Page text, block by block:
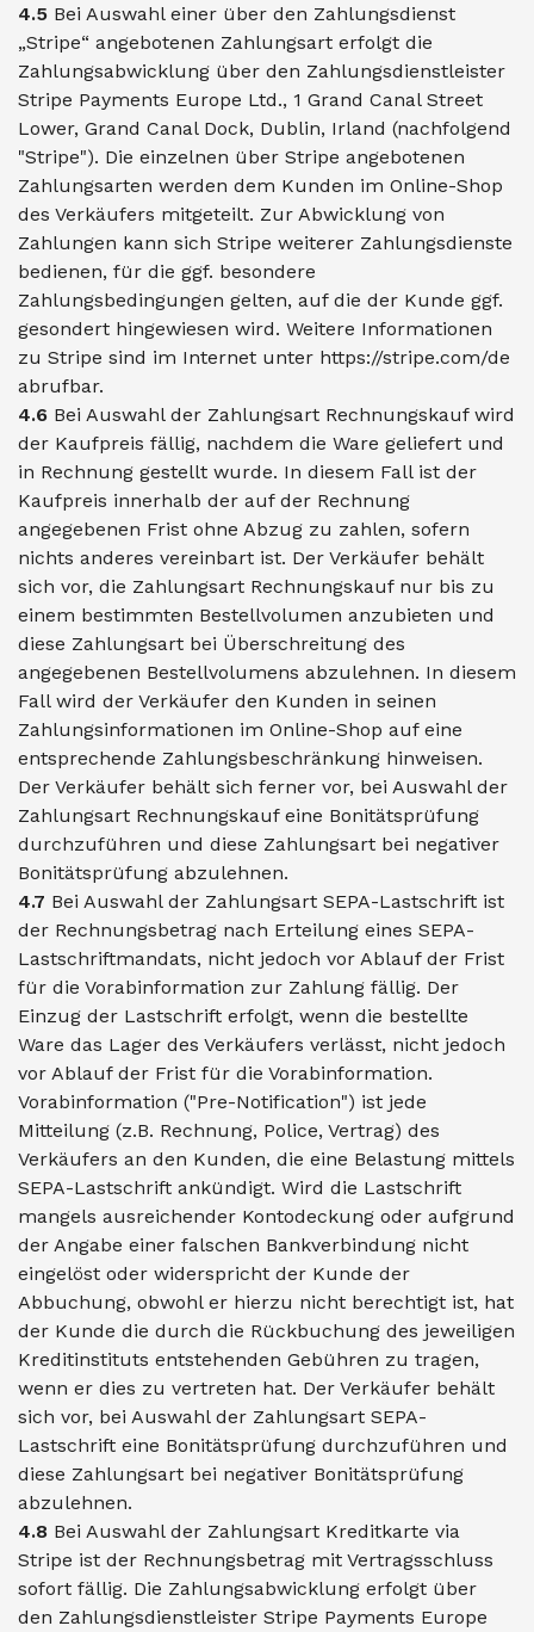
4.5 Bei Auswahl einer über den Zahlungsdienst
„Stripe“ angebotenen Zahlungsart erfolgt die
Zahlungsabwicklung über den Zahlungsdienstleister
Stripe Payments Europe Ltd., 1 Grand Canal Street
Lower, Grand Canal Dock, Dublin, Irland (nachfolgend
"Stripe"). Die einzelnen über Stripe angebotenen
Zahlungsarten werden dem Kunden im Online-Shop
des Verkäufers mitgeteilt. Zur Abwicklung von
Zahlungen kann sich Stripe weiterer Zahlungsdienste
bedienen, für die ggf. besondere
Zahlungsbedingungen gelten, auf die der Kunde ggf.
gesondert hingewiesen wird. Weitere Informationen
zu Stripe sind im Internet unter https://stripe.com/de
abrufbar.
4.6 Bei Auswahl der Zahlungsart Rechnungskauf wird
der Kaufpreis fällig, nachdem die Ware geliefert und
in Rechnung gestellt wurde. In diesem Fall ist der
Kaufpreis innerhalb der auf der Rechnung
angegebenen Frist ohne Abzug zu zahlen, sofern
nichts anderes vereinbart ist. Der Verkäufer behält
sich vor, die Zahlungsart Rechnungskauf nur bis zu
einem bestimmten Bestellvolumen anzubieten und
diese Zahlungsart bei Überschreitung des
angegebenen Bestellvolumens abzulehnen. In diesem
Fall wird der Verkäufer den Kunden in seinen
Zahlungsinformationen im Online-Shop auf eine
entsprechende Zahlungsbeschränkung hinweisen.
Der Verkäufer behält sich ferner vor, bei Auswahl der
Zahlungsart Rechnungskauf eine Bonitätsprüfung
durchzuführen und diese Zahlungsart bei negativer
Bonitätsprüfung abzulehnen.
4.7 Bei Auswahl der Zahlungsart SEPA-Lastschrift ist
der Rechnungsbetrag nach Erteilung eines SEPA-
Lastschriftmandats, nicht jedoch vor Ablauf der Frist
für die Vorabinformation zur Zahlung fällig. Der
Einzug der Lastschrift erfolgt, wenn die bestellte
Ware das Lager des Verkäufers verlässt, nicht jedoch
vor Ablauf der Frist für die Vorabinformation.
Vorabinformation ("Pre-Notification") ist jede
Mitteilung (z.B. Rechnung, Police, Vertrag) des
Verkäufers an den Kunden, die eine Belastung mittels
SEPA-Lastschrift ankündigt. Wird die Lastschrift
mangels ausreichender Kontodeckung oder aufgrund
der Angabe einer falschen Bankverbindung nicht
eingelöst oder widerspricht der Kunde der
Abbuchung, obwohl er hierzu nicht berechtigt ist, hat
der Kunde die durch die Rückbuchung des jeweiligen
Kreditinstituts entstehenden Gebühren zu tragen,
wenn er dies zu vertreten hat. Der Verkäufer behält
sich vor, bei Auswahl der Zahlungsart SEPA-
Lastschrift eine Bonitätsprüfung durchzuführen und
diese Zahlungsart bei negativer Bonitätsprüfung
abzulehnen.
4.8 Bei Auswahl der Zahlungsart Kreditkarte via
Stripe ist der Rechnungsbetrag mit Vertragsschluss
sofort fällig. Die Zahlungsabwicklung erfolgt über
den Zahlungsdienstleister Stripe Payments Europe